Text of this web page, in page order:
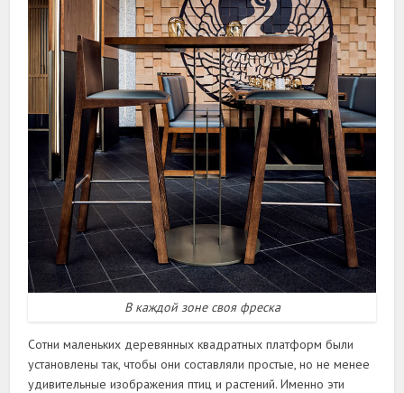
В каждой зоне своя фреска
Сотни маленьких деревянных квадратных платформ были
установлены так, чтобы они составляли простые, но не менее
удивительные изображения птиц и растений. Именно эти